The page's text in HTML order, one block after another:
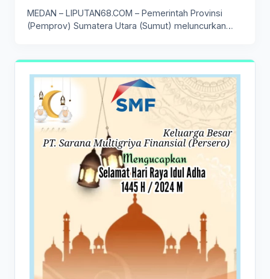
MEDAN – LIPUTAN68.COM – Pemerintah Provinsi
(Pemprov) Sumatera Utara (Sumut) meluncurkan